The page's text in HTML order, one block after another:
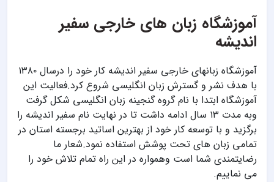
آموزشگاه زبان های خارجی سفیر
اندیشه
آموزشگاه زبانهای خارجی سفیر اندیشه کار خود را درسال ۱۳۸۰
با هدف نشر و گسترش زبان انگلیسی شروع کرد.فعالیت این
آموزشگاه ابتدا با نام گروه گنجینه زبان انگلیسی شکل گرفت
وبه مدت ۱۳ سال ادامه داشت تا در نهایت نام سفیر اندیشه را
برگزید و با توسعه کار خود از بهترین اساتید برجسته استان در
تمامی زبان های تحت پوشش استفاده نمود.شعار ما
رضایتمندی شما است وهمواره در این راه تمام تلاش خود را
می نماییم.